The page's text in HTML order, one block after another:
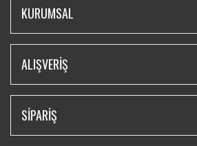
KURUMSAL
ALIŞVERİŞ
SİPARİŞ